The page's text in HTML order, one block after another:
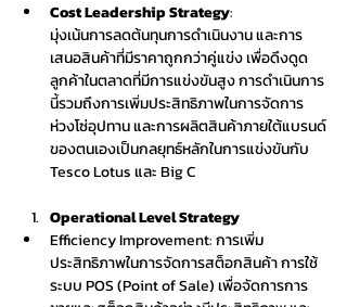
Cost Leadership Strategy:
มุ่งเน้นการลดต้นทุนการดำเนินงาน และการ
เสนอสินค้าที่มีราคาถูกกว่าคู่แข่ง เพื่อดึงดูด
ลูกค้าในตลาดที่มีการแข่งขันสูง การดำเนินการ
นี้รวมถึงการเพิ่มประสิทธิภาพในการจัดการ
ห่วงโซ่อุปทาน และการผลิตสินค้าภายใต้แบรนด์
ของตนเองเป็นกลยุทธ์หลักในการแข่งขันกับ
Tesco Lotus และ Big C
Operational Level Strategy
Efficiency Improvement: การเพิ่ม
ประสิทธิภาพในการจัดการสต็อกสินค้า การใช้
ระบบ POS (Point of Sale) เพื่อจัดการการ